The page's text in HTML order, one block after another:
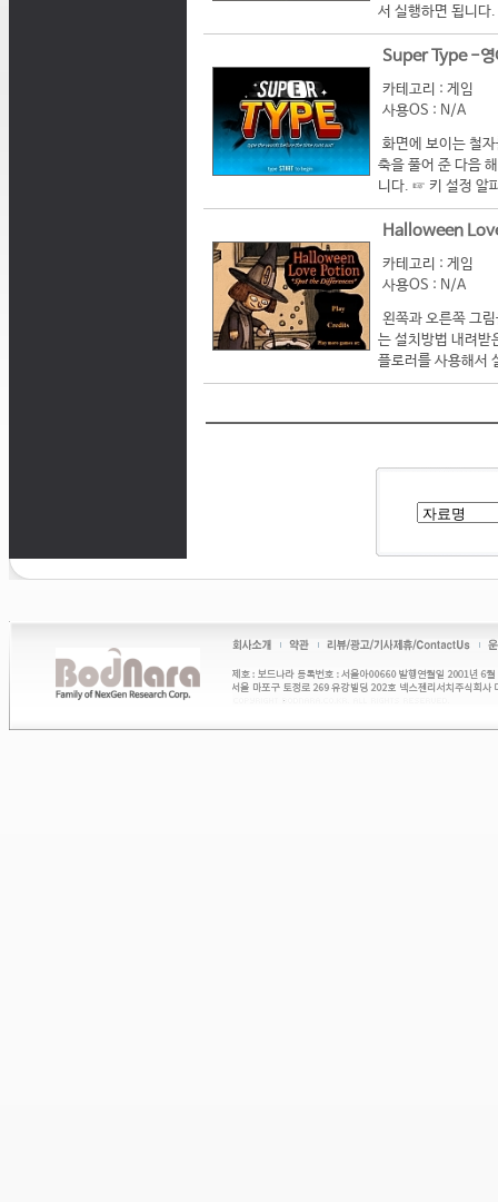
서 실행하면 됩니
Super Type -영
카테고리 : 게임
사용OS : N/A
화면에 보이는 철
축을 풀어 준 다음
니다. ☞ 키 설정 알
Halloween
카테고리 : 게임
사용OS : N/A
왼쪽과 오른쪽 그
는 설치방법 내려받
플로러를 사용해서